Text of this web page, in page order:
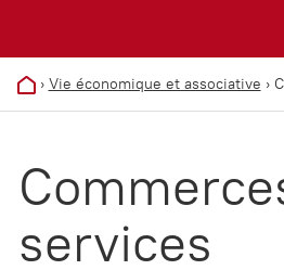
› Vie économique et associative ›
services